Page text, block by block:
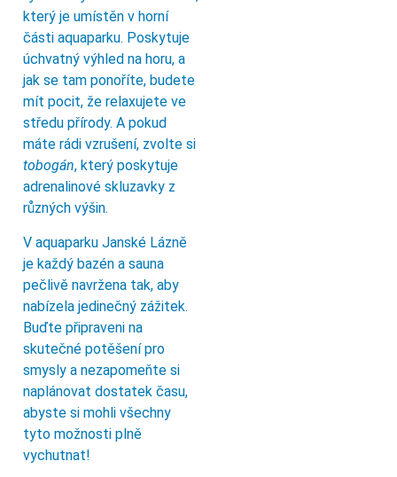
který je umístěn v horní
části aquaparku. Poskytuje
úchvatný výhled na horu, a
jak se tam ponoříte, budete
mít pocit, že relaxujete ve
středu přírody. A pokud
máte rádi vzrušení, zvolte si
tobogán, který poskytuje
adrenalinové skluzavky z
různých výšin.
V aquaparku Janské Lázně
je každý bazén a sauna
pečlivě navržena tak, aby
nabízela jedinečný zážitek.
Buďte připraveni na
skutečné potěšení pro
smysly a nezapomeňte si
naplánovat dostatek času,
abyste si mohli všechny
tyto možnosti plně
vychutnat!